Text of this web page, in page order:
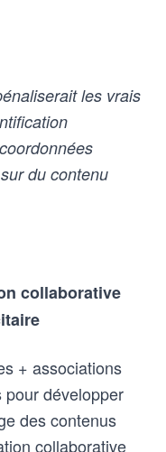
les vrais
du contenu
collaborative
+ associations
développer
des contenus
collaborative